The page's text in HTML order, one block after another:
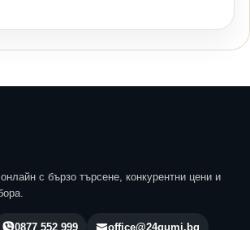
с бързо търсене, конкурентни цени и
0877 552 999 office@24gumi.bg